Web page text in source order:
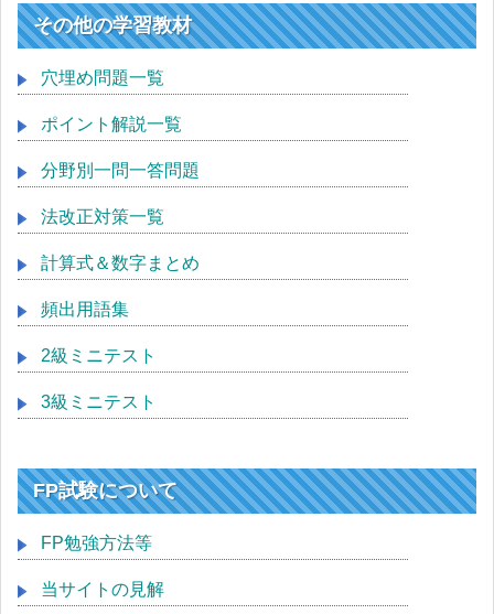
その他の学習教材
穴埋め問題一覧
ポイント解説一覧
分野別一問一答問題
法改正対策一覧
計算式＆数字まとめ
頻出用語集
2級ミニテスト
3級ミニテスト
FP試験について
FP勉強方法等
当サイトの見解